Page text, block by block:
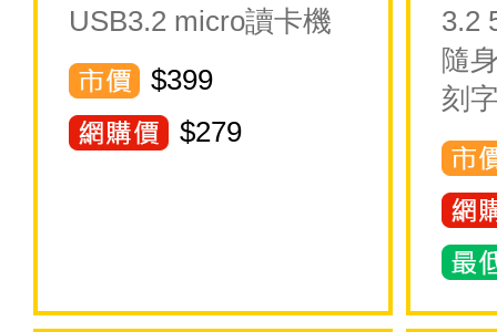
USB3.2 micro讀卡機
$399
$279
3.2
隨
刻